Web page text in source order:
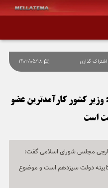
اشتراک گذاری 1402/05/18
کشور کارآمدترین عضو
است
مجلس شورای اسلامی گفت:
کابینه دولت سیزدهم است و موضوع